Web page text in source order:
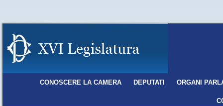
CONOSCERE LA CAMERA DEPUTATI ORGANI